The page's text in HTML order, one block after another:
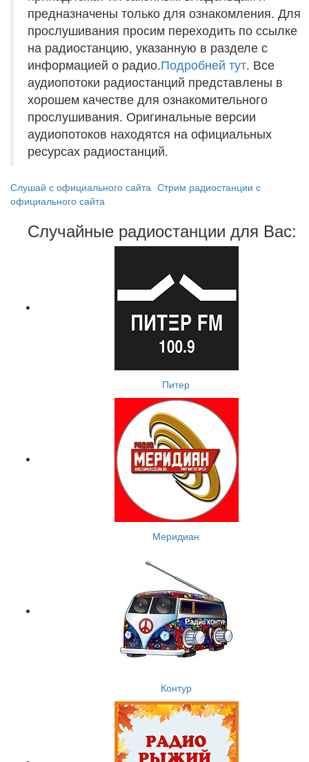
предназначены только для ознакомления. Для
прослушивания просим переходить по ссылке
на радиостанцию, указанную в разделе с
информацией о радио.Подробней тут. Все
аудиопотоки радиостанций представлены в
хорошем качестве для ознакомительного
прослушивания. Оригинальные версии
аудиопотоков находятся на официальных
ресурсах радиостанций.
Слушай с официального сайта Стрим радиостанции с
официального сайта
Случайные радиостанции для Вас:
Питер
Меридиан
Контур